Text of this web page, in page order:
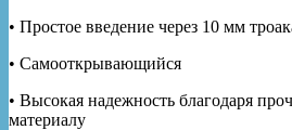
• Простое введение через 10 мм
• Самооткрывающийся
• Высокая надежность благодаря
материалу